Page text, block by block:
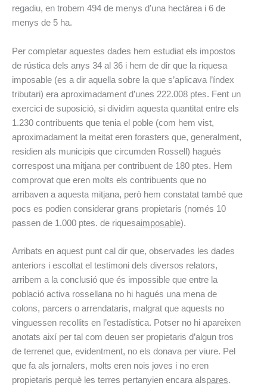
regadiu, en trobem 494 de menys d’una hectàrea i 6 de
menys de 5 ha.
Per completar aquestes dades hem estudiat els impostos
de rústica dels anys 34 al 36 i hem de dir que la riquesa
imposable (es a dir aquella sobre la que s’aplicava l’índex
tributari) era aproximadament d’unes 222.008 ptes. Fent un
exercici de suposició, si dividim aquesta quantitat entre els
1.230 contribuents que tenia el poble (com hem vist,
aproximadament la meitat eren forasters que, generalment,
residien als municipis que circumden Rossell) hagués
correspost una mitjana per contribuent de 180 ptes. Hem
comprovat que eren molts els contribuents que no
arribaven a aquesta mitjana, però hem constatat també que
pocs es podien considerar grans propietaris (només 10
passen de 1.000 ptes. de riquesaimposable).
Arribats en aquest punt cal dir que, observades les dades
anteriors i escoltat el testimoni dels diversos relators,
arribem a la conclusió que és impossible que entre la
població activa rossellana no hi hagués una mena de
colons, parcers o arrendataris, malgrat que aquests no
vinguessen recollits en l’estadística. Potser no hi apareixen
anotats així per tal com deuen ser propietaris d’algun tros
de terrenet que, evidentment, no els donava per viure. Pel
que fa als jornalers, molts eren nois joves i no eren
propietaris perquè les terres pertanyien encara alspares.